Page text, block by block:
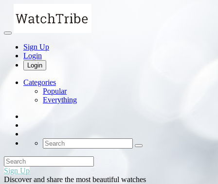
Sign Up
Login
Login
Categories
Popular
Everything
Sign Up
Discover and share the most beautiful watches